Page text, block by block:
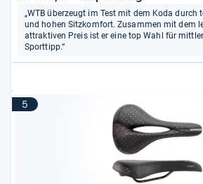
„WTB überzeugt im Test mit dem Koda durch
und hohen Sitzkomfort. Zusammen mit dem
attraktiven Preis ist er eine top Wahl für
Sporttipp.“
5